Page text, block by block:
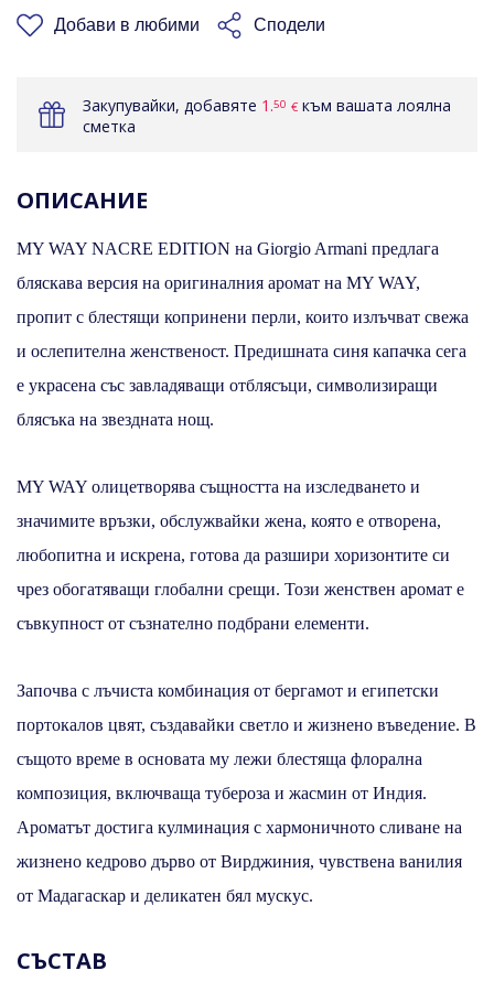
КОШНИЦАТА
Добави в любими Сподели
Закупувайки, добавяте 1.50 € към вашата лоялна
сметка
ОПИСАНИЕ
MY WAY NACRE EDITION на Giorgio Armani предлага
бляскава версия на оригиналния аромат на MY WAY,
пропит с блестящи копринени перли, които излъчват свежа
и ослепителна женственост. Предишната синя капачка сега
е украсена със завладяващи отблясъци, символизиращи
блясъка на звездната нощ.
MY WAY олицетворява същността на изследването и
значимите връзки, обслужвайки жена, която е отворена,
любопитна и искрена, готова да разшири хоризонтите си
чрез обогатяващи глобални срещи. Този женствен аромат е
съвкупност от съзнателно подбрани елементи.
Започва с лъчиста комбинация от бергамот и египетски
портокалов цвят, създавайки светло и жизнено въведение. В
същото време в основата му лежи блестяща флорална
композиция, включваща тубероза и жасмин от Индия.
Ароматът достига кулминация с хармоничното сливане на
жизнено кедрово дърво от Вирджиния, чувствена ванилия
от Мадагаскар и деликатен бял мускус.
СЪСТАВ